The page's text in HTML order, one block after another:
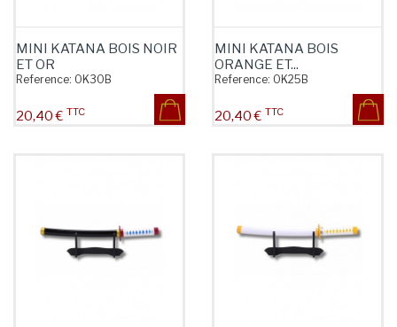
MINI KATANA BOIS NOIR
ET OR
Reference: OK30B
Prix
20,40 € TTC
MINI KATANA BOIS
ORANGE ET...
Reference: OK25B
Prix
20,40 € TTC